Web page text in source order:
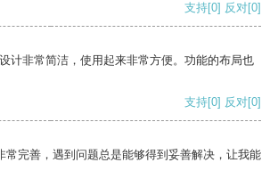
支持[0] 反对[0]
计非常简洁，使用起来非常方便。功能的布局也
支持[0] 反对[0]
常完善，遇到问题总是能够得到妥善解决，让我能